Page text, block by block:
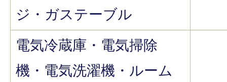
ジ・ガステーブル
電気冷蔵庫・電気掃除
機・電気洗濯機・ルーム